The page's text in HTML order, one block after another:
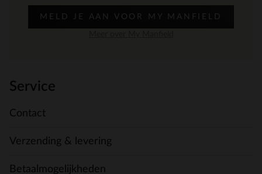
MELD JE AAN VOOR MY MANFIELD
Service
Contact
Verzending & levering
Betaalmogelijkheden